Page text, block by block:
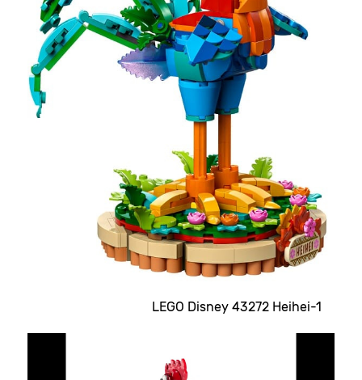
LEGO Disney 43272 Heihei-1